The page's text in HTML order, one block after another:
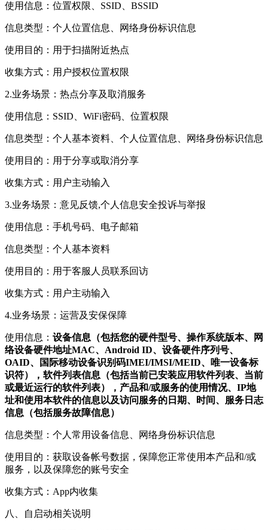
使用信息：位置权限、SSID、BSSID
信息类型：个人位置信息、网络身份标识信息
使用目的：用于扫描附近热点
收集方式：用户授权位置权限
2.业务场景：热点分享及取消服务
使用信息：SSID、WiFi密码、位置权限
信息类型：个人基本资料、个人位置信息、网络身份标识信息
使用目的：用于分享或取消分享
收集方式：用户主动输入
3.业务场景：意见反馈,个人信息安全投诉与举报
使用信息：手机号码、电子邮箱
信息类型：个人基本资料
使用目的：用于客服人员联系回访
收集方式：用户主动输入
4.业务场景：运营及安保保障
使用信息： 设备信息（包括您的硬件型号、操作系统版本、网
络设备硬件地址MAC、Android ID、设备硬件序列号、
OAID、国际移动设备识别码IMEI/IMSI/MEID、唯一设备标
识符），软件列表信息（包括当前已安装应用软件列表、当前
或最近运行的软件列表），产品和/或服务的使用情况、IP地
址和使用本软件的信息以及访问服务的日期、时间、服务日志
信息（包括服务故障信息）
信息类型：个人常用设备信息、网络身份标识信息
使用目的：获取设备帐号数据，保障您正常使用本产品和/或
服务，以及保障您的账号安全
收集方式：App内收集
八、自启动相关说明